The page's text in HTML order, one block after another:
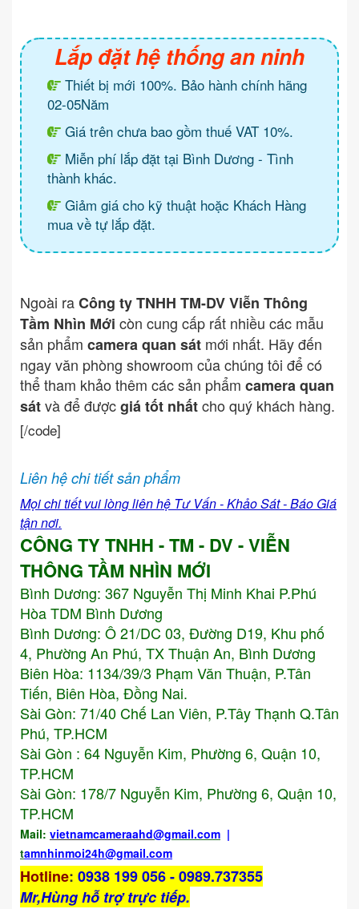
Lắp đặt hệ thống an ninh
Thiết bị mới 100%. Bảo hành chính hãng
02-05Năm
Giá trên chưa bao gồm thuế VAT 10%.
Miễn phí lắp đặt tại Bình Dương - Tình
thành khác.
Giảm giá cho kỹ thuật hoặc Khách Hàng
mua về tự lắp đặt.
Ngoài raCông ty TNHH TM-DV Viễn Thông
Tầm Nhìn Mới còn cung cấp rất nhiều các mẫu
sản phẩm camera quan sát mới nhất. Hãy đến
ngay văn phòng showroom của chúng tôi để có
thể tham khảo thêm các sản phẩm camera quan
sátvà để đượcgiá tốt nhấtcho quý khách hàng.
[/code]
Liên hệ chi tiết sản phẩm
Mọi chi tiết vui lòng liên hệ Tư Vấn - Khảo Sát - Báo Giá
tận nơi.
CÔNG TY TNHH - TM - DV - VIỄN
THÔNG TẦM NHÌN MỚI
Bình Dương: 367 Nguyễn Thị Minh Khai P.Phú
Hòa TDM Bình Dương
Bình Dương: Ô 21/DC 03, Đường D19, Khu phố
4, Phường An Phú, TX Thuận An, Bình Dương
Biên Hòa: 1134/39/3 Phạm Văn Thuận, P.Tân
Tiến, Biên Hòa, Đồng Nai.
Sài Gòn: 71/40 Chế Lan Viên, P.Tây Thạnh Q.Tân
Phú, TP.HCM
Sài Gòn : 64 Nguyễn Kim, Phường 6, Quận 10,
TP.HCM
Sài Gòn: 178/7 Nguyễn Kim, Phường 6, Quận 10,
TP.HCM
Mail: vietnamcameraahd@gmail.com |
tamnhinmoi24h@gmail.com
Hotline: 0938 199 056 - 0989.737355
Mr,Hùng hỗ trợ trực tiếp.